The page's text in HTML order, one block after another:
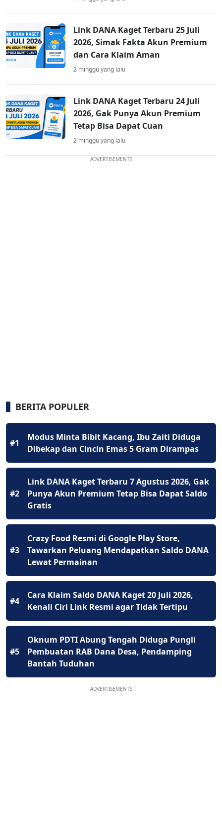
Link DANA Kaget Terbaru 25 Juli
2026, Simak Fakta Akun Premium
dan Cara Klaim Aman
2 minggu yang lalu
Link DANA Kaget Terbaru 24 Juli
2026, Gak Punya Akun Premium
Tetap Bisa Dapat Cuan
2 minggu yang lalu
ADVERTISEMENTS
BERITA POPULER
#1
Modus Minta Bibit Kacang, Ibu Zaiti Diduga
Dibekap dan Cincin Emas 5 Gram Dirampas
#2
Link DANA Kaget Terbaru 7 Agustus 2026, Gak
Punya Akun Premium Tetap Bisa Dapat Saldo
Gratis
#3
Crazy Food Resmi di Google Play Store,
Tawarkan Peluang Mendapatkan Saldo DANA
Lewat Permainan
#4
Cara Klaim Saldo DANA Kaget 20 Juli 2026,
Kenali Ciri Link Resmi agar Tidak Tertipu
#5
Oknum PDTI Abung Tengah Diduga Pungli
Pembuatan RAB Dana Desa, Pendamping
Bantah Tuduhan
ADVERTISEMENTS